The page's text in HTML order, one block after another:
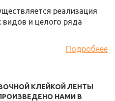
реализация
видов и целого ряда
Подробнее
КЛЕЙКОЙ ЛЕНТЫ
НАМИ В